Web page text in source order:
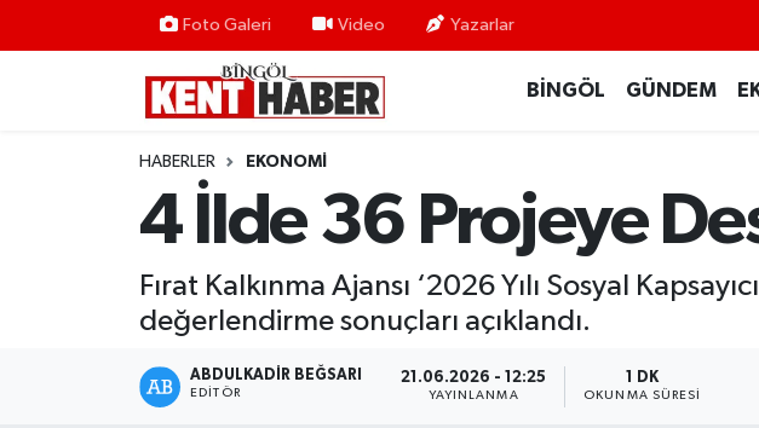
Foto Galeri Video Yazarlar
BİNGÖL GÜNDEM
HABERLER EKONOMI
4 İlde 36 Projeye
Fırat Kalkınma Ajansı ‘2026 Yılı Sosyal
değerlendirme sonuçları açıklandı.
ABDULKADIR BEĞSARI
EDITÖR
21.06.2026 - 12:25
YAYINLANMA
1 DK
OKUNMA SÜRESI
BİLİM-TEKNOLOJİ
Bingöl Nöbetçi Eczaneler
Bingöl Hava Durumu
Bingöl Namaz Vakitleri
Bingöl Trafik Yoğunluk Haritası
Süper Lig Puan Durumu ve Fikstür
Tüm Manşetler